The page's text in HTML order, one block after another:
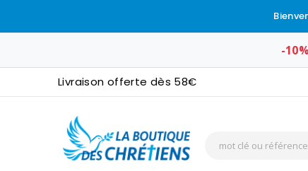
-
Livraison offerte dès 58€